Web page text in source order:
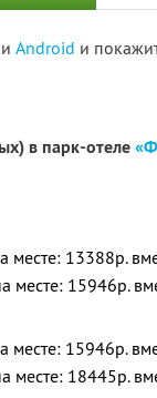
Android и
в парк-отеле
месте: 13388р.
месте: 15946р.
месте: 15946р.
месте: 18445р.